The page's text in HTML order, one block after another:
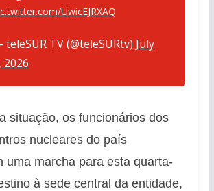
UwicEJRXAQ
TV (@teleSURtv) July
2026
situação, os funcionários dos
nucleares do país
uma marcha para esta quarta-
à sede central da entidade,